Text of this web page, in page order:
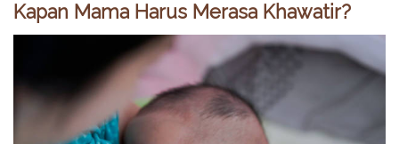
Kapan Mama Harus Merasa Khawatir?